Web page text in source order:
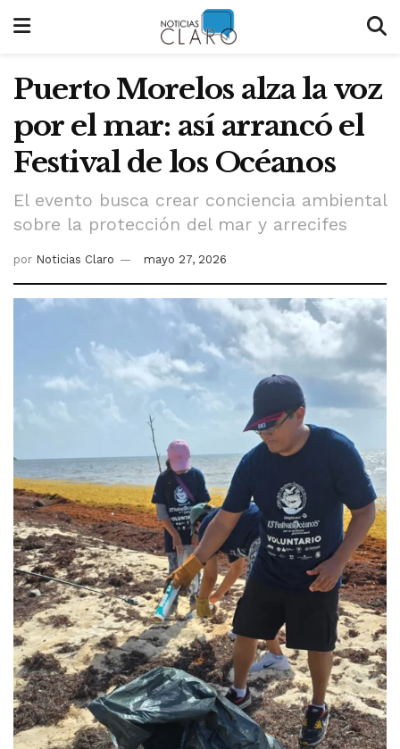
Puerto Morelos alza la voz
por el mar: así arrancó el
Festival de los Océanos
El evento busca crear conciencia ambiental
sobre la protección del mar y arrecifes
por Noticias Claro mayo 27, 2026